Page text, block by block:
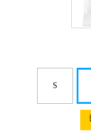
S